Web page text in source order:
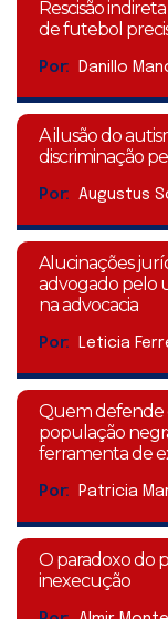
Rescisão
de futebol
Por: Danillo
A ilusão do
discriminação
Por: Augustus
Alucinações
advogado pelo
na advocacia
Por: Leticia
Quem defende
população
ferramenta de
Por: Patricia
O paradoxo do
inexecução